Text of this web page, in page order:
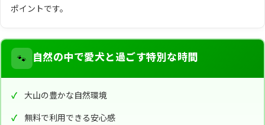
ポイントです。
🐾 自然の中で愛犬と過ごす特別な時間
大山の豊かな自然環境
無料で利用できる安心感